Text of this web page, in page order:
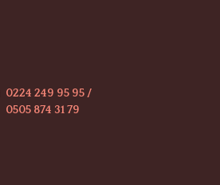
0224 249 95 95 /
0505 874 31 79